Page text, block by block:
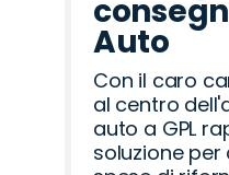
Auto
Con il caro
al centro
auto a GPL
soluzione